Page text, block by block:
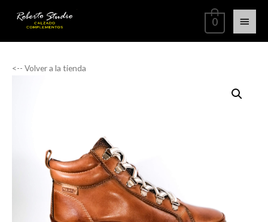
0
<-- Volver a la tienda